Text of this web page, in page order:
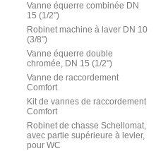
Vanne équerre combinée DN
15 (1/2")
Robinet machine à laver DN 10
(3/8")
Vanne équerre double
chromée, DN 15 (1/2")
Vanne de raccordement
Comfort
Kit de vannes de raccordement
Comfort
Robinet de chasse Schellomat,
avec partie supérieure à levier,
pour WC